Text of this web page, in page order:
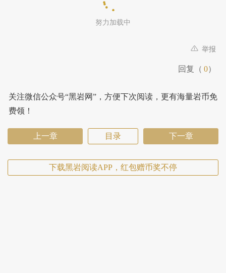
努力加载中
举报
回复（ 0）
关注微信公众号“黑岩网”，方便下次阅读，更有海量岩币免
费领！
上一章 目录 下一章
下载黑岩阅读APP，红包赠币奖不停